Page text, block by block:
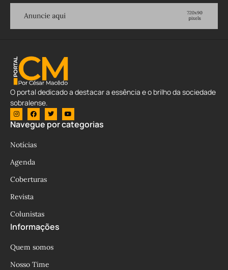
O portal dedicado a destacar a essência e o brilho da sociedade
sobralense.
Navegue por categorias
Notícias
Agenda
Coberturas
Revista
Colunistas
Informações
Quem somos
Nosso Time